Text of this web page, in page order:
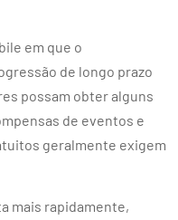
em que o
de longo prazo
possam obter alguns
de eventos e
geralmente exigem
mais rapidamente,